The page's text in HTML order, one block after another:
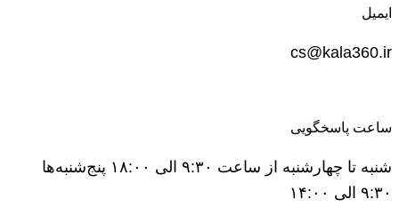
ایمیل
cs@kala360.ir
ساعت پاسخگویی
شنبه تا چهارشنبه از ساعت ۹:۳۰ الی ۱۸:۰۰ پنج‌شنبه‌ها
۹:۳۰ الی ۱۴:۰۰